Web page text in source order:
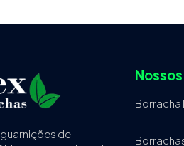
guarnições de
Borracha